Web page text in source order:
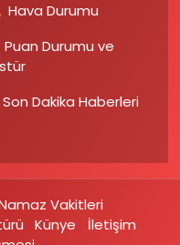
Hava Durumu
Puan Durumu ve
Son Dakika Haberleri
Vakitleri
Künye
İletişim